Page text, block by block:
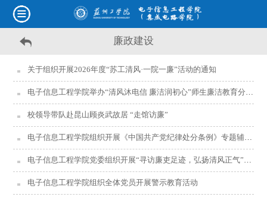
廉政建设
关于组织开展2026年度“苏工清风·一院一廉”活动的通知
电子信息工程学院举办“清风沐电信 廉洁润初心”师生廉洁教育分享会
校领导带队赴昆山顾炎武故居 “走馆访廉”
电子信息工程学院组织开展《中国共产党纪律处分条例》专题辅导学习
电子信息工程学院党委组织开展“寻访廉吏足迹，弘扬清风正气”主题党日活动
电子信息工程学院组织全体党员开展警示教育活动